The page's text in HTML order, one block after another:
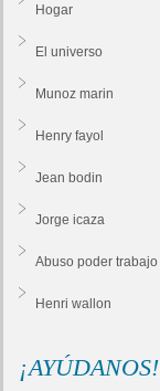
Hogar
El universo
Munoz marin
Henry fayol
Jean bodin
Jorge icaza
Abuso poder trabajo
Henri wallon
¡AYÚDANOS!